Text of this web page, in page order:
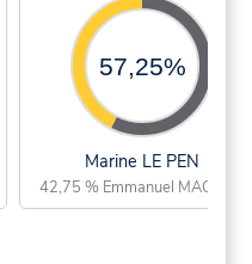
57,25%
Marine LE PEN
42,75 % Emmanuel MACRON